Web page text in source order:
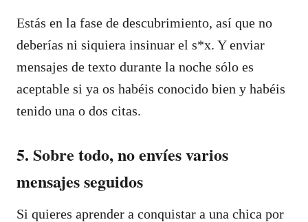
Estás en la fase de descubrimiento, así que no
deberías ni siquiera insinuar el s*x. Y enviar
mensajes de texto durante la noche sólo es
aceptable si ya os habéis conocido bien y habéis
tenido una o dos citas.
5. Sobre todo, no envíes varios
mensajes seguidos
Si quieres aprender a conquistar a una chica por